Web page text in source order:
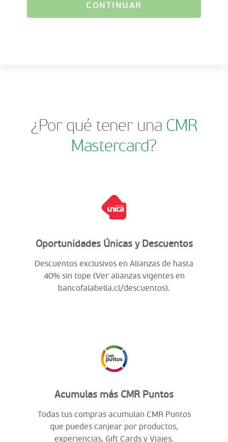
CONTINUAR
¿Por qué tener una CMR
Mastercard?
Oportunidades Únicas y Descuentos
Descuentos exclusivos en Alianzas de hasta
40% sin tope (Ver alianzas vigentes en
bancofalabella.cl/descuentos).
Acumulas más CMR Puntos
Todas tus compras acumulan CMR Puntos
que puedes canjear por productos,
experiencias, Gift Cards y Viajes.